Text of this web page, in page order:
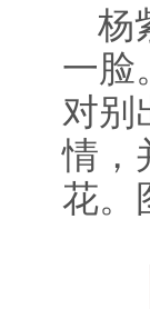
杨
一脸
对别
情，
花。